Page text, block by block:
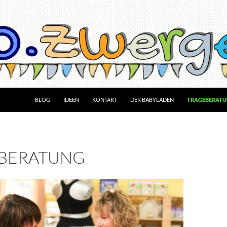
BLOG IDEEN KONTAKT DER BABYLADEN